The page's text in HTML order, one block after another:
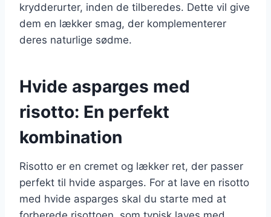
krydderurter, inden de tilberedes. Dette vil give
dem en lækker smag, der komplementerer
deres naturlige sødme.
Hvide asparges med
risotto: En perfekt
kombination
Risotto er en cremet og lækker ret, der passer
perfekt til hvide asparges. For at lave en risotto
med hvide asparges skal du starte med at